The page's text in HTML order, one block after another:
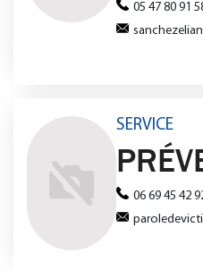
05 47 80 91
SERVICE
06 69 45 42